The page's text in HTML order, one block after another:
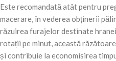
Este recomandată atât pentru
macerare, în vederea obținerii
răzuirea furajelor destinate
rotații pe minut, această
și contribuie la economisirea